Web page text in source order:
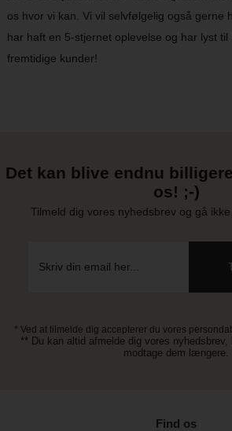
os hvor vi kan. Vi vil selvfølgelig også gerne
har haft en 5-stjernet oplevelse og har lyst
fremtidige kunder!
Det kan blive endnu
os! ;-)
Tilmeld dig vores nyhedsbrev og gå
* Ved at tilmelde dig accepterer du vores
** Du kan altid afmelde dig vores
modtage dem længere.
Find os